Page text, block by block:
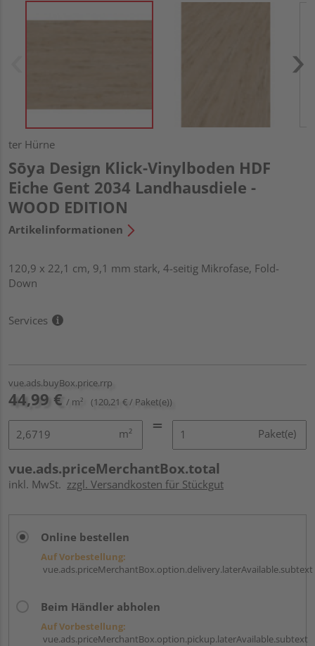
ter Hürne
Sōya Design Klick-Vinylboden HDF
Eiche Gent 2034 Landhausdiele -
WOOD EDITION
Artikelinformationen
120,9 x 22,1 cm, 9,1 mm stark, 4-seitig Mikrofase, Fold-
Down
Services
vue.ads.buyBox.price.rrp
44,99 € / m² (120,21 € / Paket(e))
m² Paket(e)
vue.ads.priceMerchantBox.total
inkl. MwSt. zzgl. Versandkosten für Stückgut
Online bestellen
Auf Vorbestellung:
vue.ads.priceMerchantBox.option.delivery.laterAvailable.subtext
Beim Händler abholen
Auf Vorbestellung:
vue.ads.priceMerchantBox.option.pickup.laterAvailable.subtext